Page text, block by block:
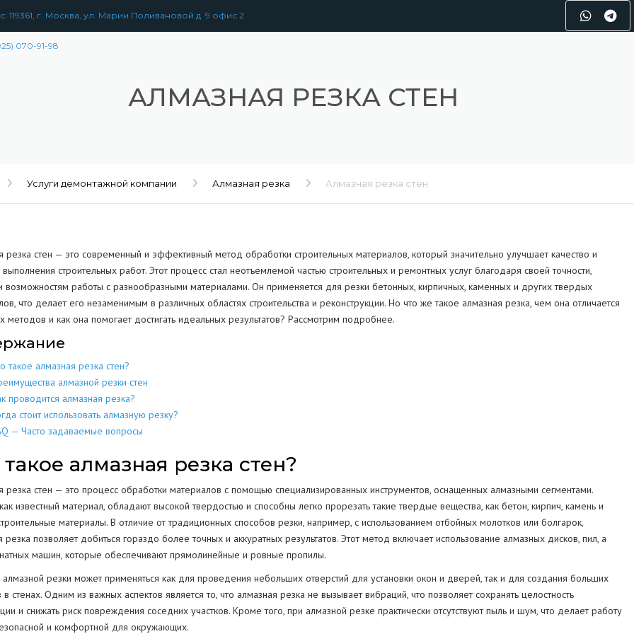
119361, г. Москва, ул. Марии Поливановой д. 9 офис 2
070-91-98
ЗДАНИЙ РАЗБОРКА
СКЛАДОВ
АНГАРОВ
ПРОМЫШЛЕННЫХ ТРУБ
КОНСТРУКЦИЙ
ЖЕЛЕЗОБЕТОННЫХ
БЕТОННЫХ
КОЛОНН
ОПОР
ОГРАЖДЕНИЙ
РЕЗКА КОНСТРУКЦИЙ
ПОЛОВ
СТЕН
ПОКРЫТИЯ
АЛМАЗНАЯ РЕЗКА СТЕН
Услуги демонтажной компании Алмазная резка Алмазная резка стен
резка стен — это современный и эффективный метод обработки строительных материалов, который значительно улучшает качество и
выполнения строительных работ. Этот процесс стал неотъемлемой частью строительных и ремонтных услуг благодаря своей точности,
возможностям работы с разнообразными материалами. Он применяется для резки бетонных, кирпичных, каменных и других твердых
что делает его незаменимым в различных областях строительства и реконструкции. Но что же такое алмазная резка, чем она отличается
методов и как она помогает достигать идеальных результатов? Рассмотрим подробнее.
такое алмазная резка стен?
алмазной резки стен
проводится алмазная резка?
стоит использовать алмазную резку?
— Часто задаваемые вопросы
алмазная резка стен?
резка стен — это процесс обработки материалов с помощью специализированных инструментов, оснащенных алмазными сегментами.
известный материал, обладают высокой твердостью и способны легко прорезать такие твердые вещества, как бетон, кирпич, камень и
материалы. В отличие от традиционных способов резки, например, с использованием отбойных молотков или болгарок,
резка позволяет добиться гораздо более точных и аккуратных результатов. Этот метод включает использование алмазных дисков, пил, а
машин, которые обеспечивают прямолинейные и ровные пропилы.
резки может применяться как для проведения небольших отверстий для установки окон и дверей, так и для создания больших
стенах. Одним из важных аспектов является то, что алмазная резка не вызывает вибраций, что позволяет сохранять целостность
и снижать риск повреждения соседних участков. Кроме того, при алмазной резке практически отсутствуют пыль и шум, что делает работу
и комфортной для окружающих.